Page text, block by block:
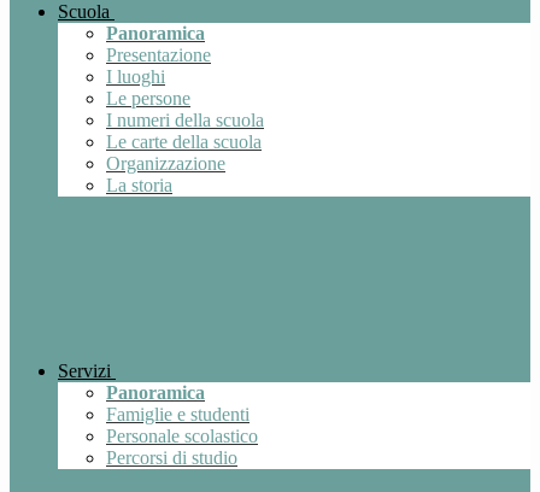
Scuola
Panoramica
Presentazione
I luoghi
Le persone
I numeri della scuola
Le carte della scuola
Organizzazione
La storia
Servizi
Panoramica
Famiglie e studenti
Personale scolastico
Percorsi di studio